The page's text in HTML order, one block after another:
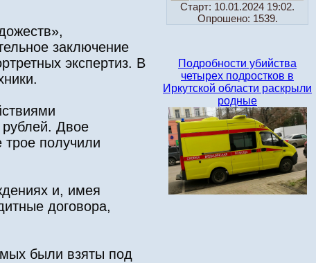
заключение
экспертиз. В
Двое
получили
и, имея
договора,
были взяты под
Старт: 10.01.2024 19:02.
Опрошено: 1539.
Подробности убийства
четырех подростков в
Иркутской области раскрыли
родные